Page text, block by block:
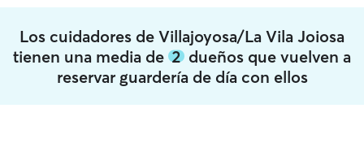
Los cuidadores de Villajoyosa/La Vila Joiosa
tienen una media de 2 dueños que vuelven a
reservar guardería de día con ellos